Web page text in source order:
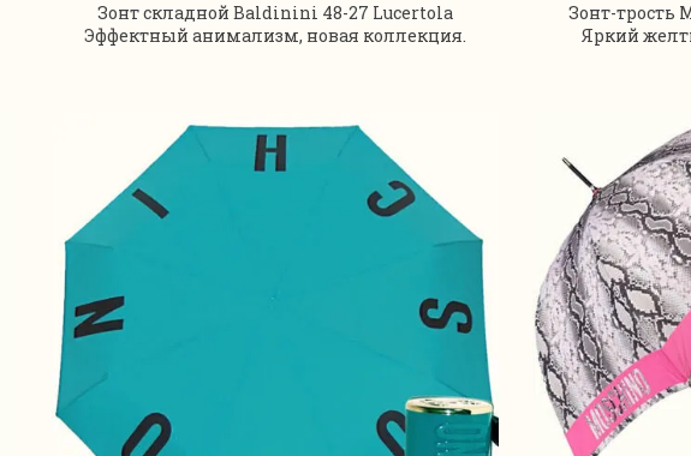
Зонт складной Baldinini 48-27 Lucertola
Эффектный анимализм, новая коллекция.
Зонт-трость
Яркий